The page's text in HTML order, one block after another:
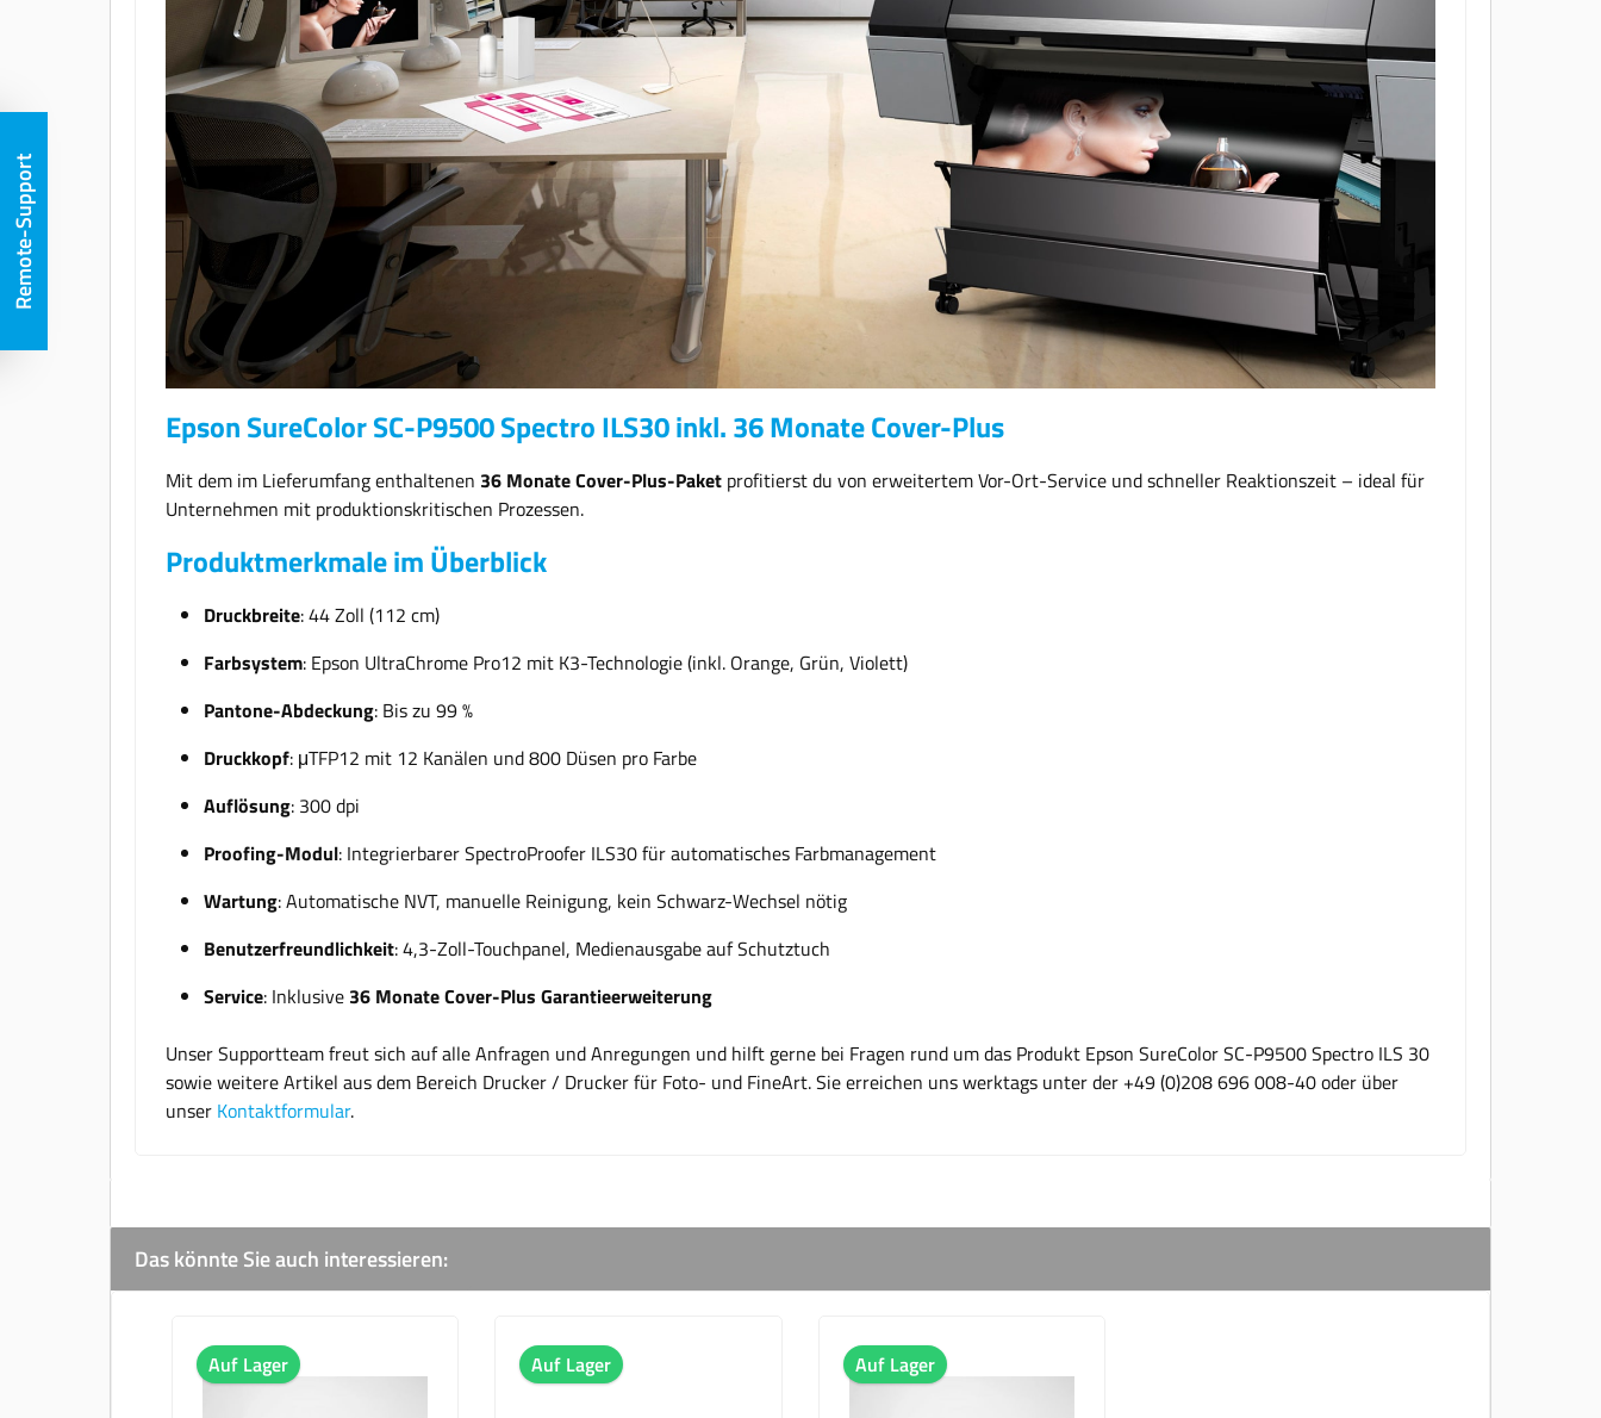
Epson SureColor SC-P9500 Spectro ILS30 inkl. 36 Monate Cover-Plus
Mit dem im Lieferumfang enthaltenen 36 Monate Cover-Plus-Paket profitierst du von erweitertem Vor-Ort-Service und schneller Reaktionszeit – ideal für
Unternehmen mit produktionskritischen Prozessen.
Produktmerkmale im Überblick
Druckbreite: 44 Zoll (112 cm)
Farbsystem: Epson UltraChrome Pro12 mit K3-Technologie (inkl. Orange, Grün, Violett)
Pantone-Abdeckung: Bis zu 99 %
Druckkopf: μTFP12 mit 12 Kanälen und 800 Düsen pro Farbe
Auflösung: 300 dpi
Proofing-Modul: Integrierbarer SpectroProofer ILS30 für automatisches Farbmanagement
Wartung: Automatische NVT, manuelle Reinigung, kein Schwarz-Wechsel nötig
Benutzerfreundlichkeit: 4,3-Zoll-Touchpanel, Medienausgabe auf Schutztuch
Service: Inklusive 36 Monate Cover-Plus Garantieerweiterung
Unser Supportteam freut sich auf alle Anfragen und Anregungen und hilft gerne bei Fragen rund um das Produkt Epson SureColor SC-P9500 Spectro ILS 30
sowie weitere Artikel aus dem Bereich Drucker / Drucker für Foto- und FineArt. Sie erreichen uns werktags unter der +49 (0)208 696 008-40 oder über
unser Kontaktformular.
Das könnte Sie auch interessieren:
Auf Lager
Auf Lager Auf Lager
Remote-Support